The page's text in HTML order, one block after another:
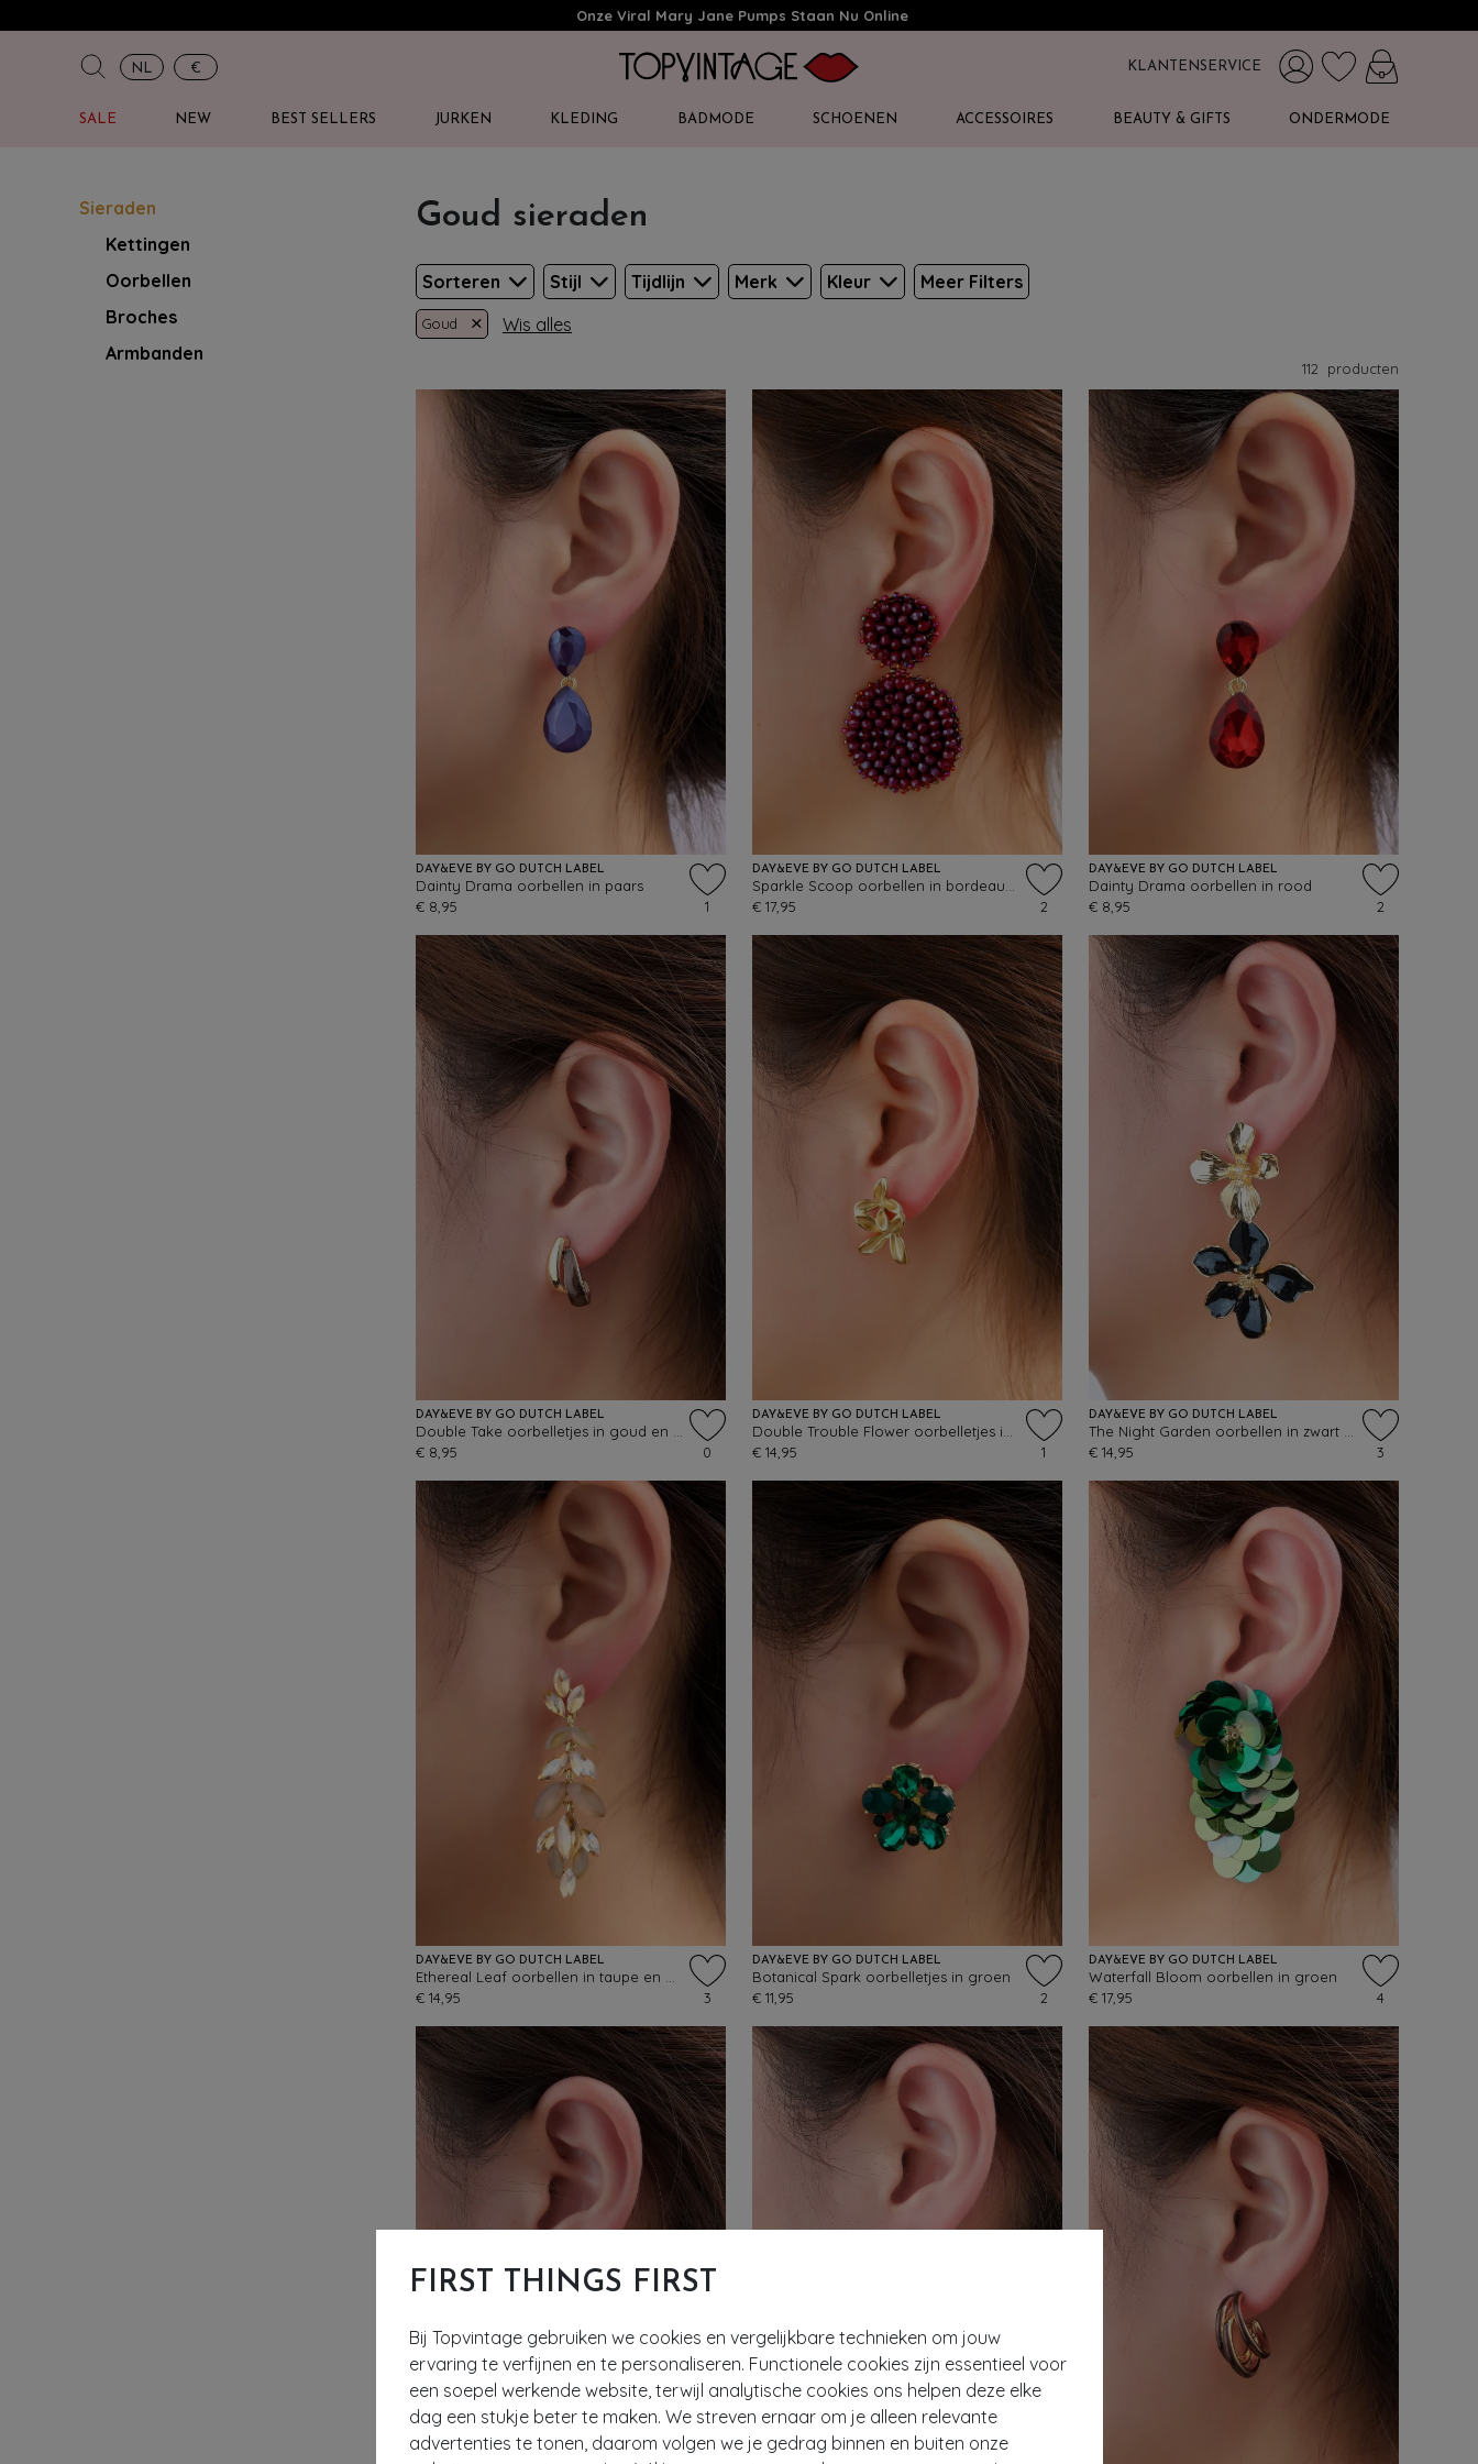
FIRST THINGS FIRST
Bij Topvintage gebruiken we cookies en vergelijkbare technieken om jouw
ervaring te verfijnen en te personaliseren. Functionele cookies zijn essentieel voor
een soepel werkende website, terwijl analytische cookies ons helpen deze elke
dag een stukje beter te maken. We streven ernaar om je alleen relevante
advertenties te tonen, daarom volgen we je gedrag binnen en buiten onze
Onze Viral Mary Jane Pumps Staan Nu Online
NL € KLANTENSERVICE
SALE NEW BEST SELLERS JURKEN KLEDING BADMODE SCHOENEN ACCESSOIRES BEAUTY & GIFTS ONDERMODE
Sieraden
Kettingen
Oorbellen
Broches
Armbanden
Goud sieraden
Sorteren Stijl Tijdlijn Merk Kleur Meer Filters
Goud × Wis alles
112 producten
DAY&EVE BY GO DUTCH LABEL
Dainty Drama oorbellen in paars
€ 8,95
1
DAY&EVE BY GO DUTCH LABEL
€ 17,95
2
DAY&EVE BY GO DUTCH LABEL
Dainty Drama oorbellen in rood
€ 8,95
2
DAY&EVE BY GO DUTCH LABEL
€ 8,95
0
DAY&EVE BY GO DUTCH LABEL
€ 14,95
1
DAY&EVE BY GO DUTCH LABEL
€ 14,95
3
DAY&EVE BY GO DUTCH LABEL
€ 14,95
3
DAY&EVE BY GO DUTCH LABEL
Botanical Spark oorbelletjes in groen
€ 11,95
2
DAY&EVE BY GO DUTCH LABEL
Waterfall Bloom oorbellen in groen
€ 17,95
4